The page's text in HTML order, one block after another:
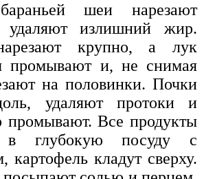
шеи нарезают
излишний жир.
крупно, а лук
промывают и, не снимая
на половинки. Почки
удаляют протоки и
промывают. Все продукты
в глубокую посуду с
картофель кладут сверху.